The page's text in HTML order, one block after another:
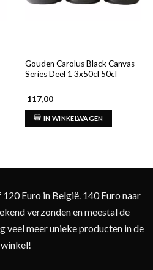
Gouden Carolus Black Canvas
Series Deel 1 3x50cl 50cl
117,00
IN WINKELWAGEN
Euro in België. 140 Euro naar
verzonden en meestal de
veel meer unieke producten in de
winkel!